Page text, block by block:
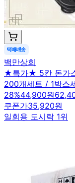
백만상회
★특가★ 5칸 돈가
200개세트 / 1박스
28%44,900원
쿠폰가35,920원
일회용 도시락 1위